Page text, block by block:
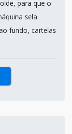
para que o
sela
fundo, cartelas